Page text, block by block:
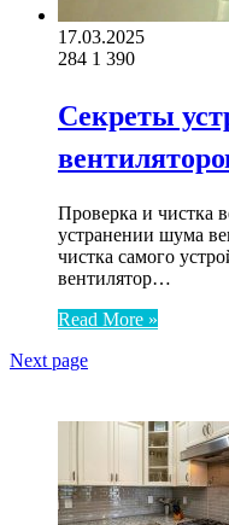
17.03.2025
284 1 390
Секреты
Проверка и чистка
устранении шума
чистка самого
вентилятор…
Read More »
Next page